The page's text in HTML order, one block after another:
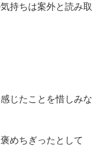
持ちは案外と読み取
じたことを惜しみな
めちぎったとして